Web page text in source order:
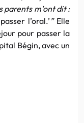
parents m’ont dit :
l’oral.’ ” Elle
pour passer la
Bégin, avec un